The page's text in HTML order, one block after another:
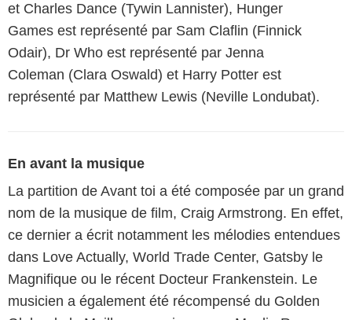
et Charles Dance (Tywin Lannister), Hunger
Games est représenté par Sam Claflin (Finnick
Odair), Dr Who est représenté par Jenna
Coleman (Clara Oswald) et Harry Potter est
représenté par Matthew Lewis (Neville Londubat).
En avant la musique
La partition de Avant toi a été composée par un grand
nom de la musique de film, Craig Armstrong. En effet,
ce dernier a écrit notamment les mélodies entendues
dans Love Actually, World Trade Center, Gatsby le
Magnifique ou le récent Docteur Frankenstein. Le
musicien a également été récompensé du Golden